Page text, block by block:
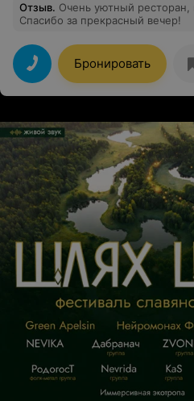
Отзыв. Очень уютный ресторан,
Спасибо за прекрасный вечер!
Бронировать